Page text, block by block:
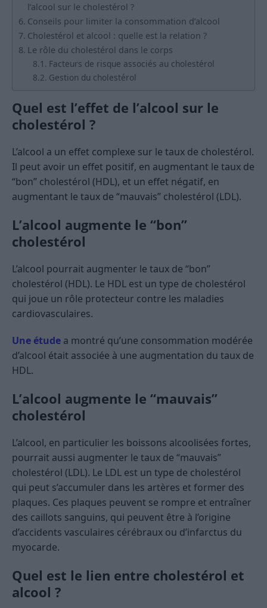
l’alcool sur le cholestérol ?
Conseils pour limiter la consommation d’alcool
Cholestérol et alcool : quelle est la relation ?
Le rôle du cholestérol dans le corps
Facteurs de risque associés au cholestérol
Gestion du cholestérol
Quel est l’effet de l’alcool sur le
cholestérol ?
L’alcool a un effet complexe sur le taux de cholestérol.
Il peut avoir un effet positif, en augmentant le taux de
“bon” cholestérol (HDL), et un effet négatif, en
augmentant le taux de “mauvais” cholestérol (LDL).
L’alcool augmente le “bon”
cholestérol
L’alcool pourrait augmenter le taux de “bon”
cholestérol (HDL). Le HDL est un type de cholestérol
qui joue un rôle protecteur contre les maladies
cardiovasculaires.
Une étude a montré qu’une consommation modérée
d’alcool était associée à une augmentation du taux de
HDL.
L’alcool augmente le “mauvais”
cholestérol
L’alcool, en particulier les boissons alcoolisées fortes,
pourrait aussi augmenter le taux de “mauvais”
cholestérol (LDL). Le LDL est un type de cholestérol
qui peut s’accumuler dans les artères et former des
plaques. Ces plaques peuvent se rompre et entraîner
des caillots sanguins, qui peuvent être à l’origine
d’accidents vasculaires cérébraux ou d’infarctus du
myocarde.
Quel est le lien entre cholestérol et
alcool ?